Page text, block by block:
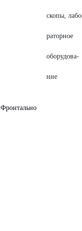
Фронтально
скопы,
раторное
оборудова-
ние